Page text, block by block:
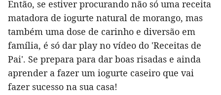
Então, se estiver procurando não só uma receita
matadora de iogurte natural de morango, mas
também uma dose de carinho e diversão em
família, é só dar play no vídeo do 'Receitas de
Pai'. Se prepara para dar boas risadas e ainda
aprender a fazer um iogurte caseiro que vai
fazer sucesso na sua casa!